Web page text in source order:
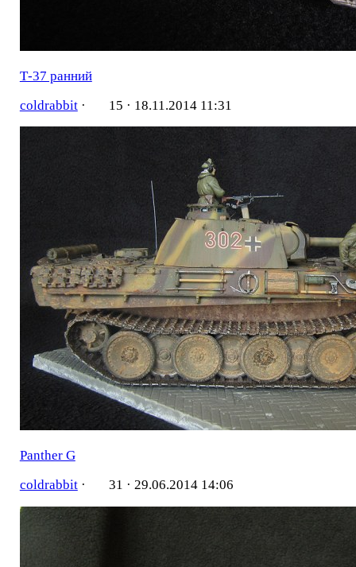
Т-37 ранний
coldrabbit· 15 · 18.11.2014 11:31
Panther G
coldrabbit· 31 · 29.06.2014 14:06